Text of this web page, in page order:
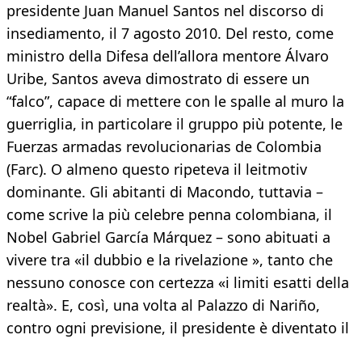
presidente Juan Manuel Santos nel discorso di
insediamento, il 7 agosto 2010. Del resto, come
ministro della Difesa dell’allora mentore Álvaro
Uribe, Santos aveva dimostrato di essere un
“falco”, capace di mettere con le spalle al muro la
guerriglia, in particolare il gruppo più potente, le
Fuerzas armadas revolucionarias de Colombia
(Farc). O almeno questo ripeteva il leitmotiv
dominante. Gli abitanti di Macondo, tuttavia –
come scrive la più celebre penna colombiana, il
Nobel Gabriel García Márquez – sono abituati a
vivere tra «il dubbio e la rivelazione », tanto che
nessuno conosce con certezza «i limiti esatti della
realtà». E, così, una volta al Palazzo di Nariño,
contro ogni previsione, il presidente è diventato il